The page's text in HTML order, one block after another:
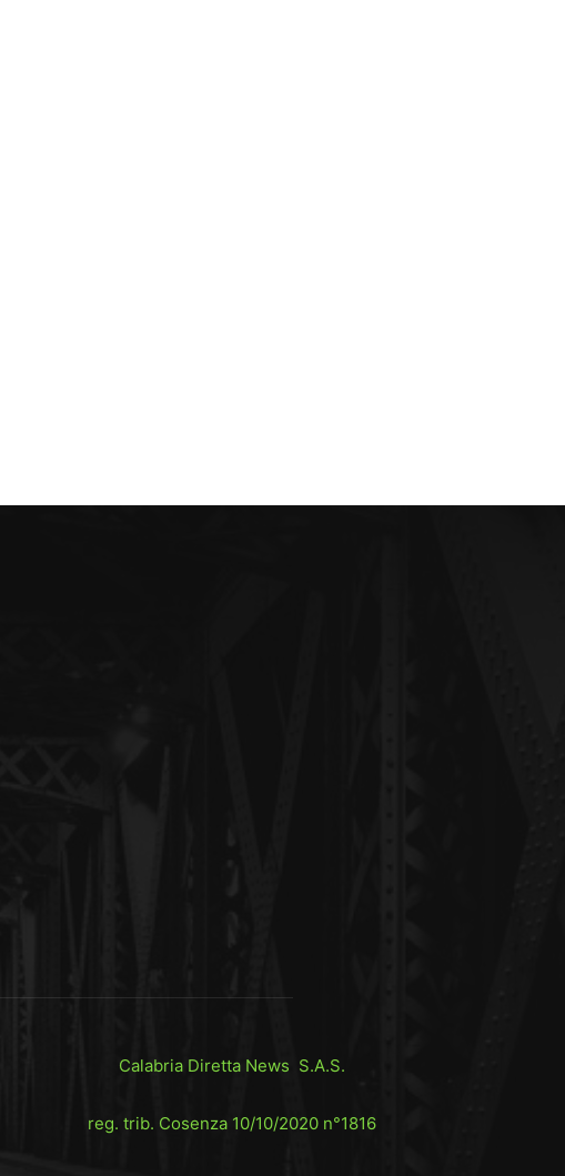
Calabria Diretta News S.A.S.
reg. trib. Cosenza 10/10/2020 n°1816